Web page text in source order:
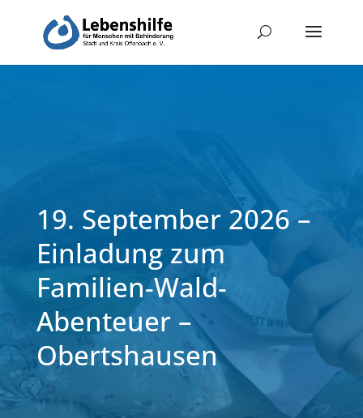
19. September 2026 –
Einladung zum
Familien-Wald-
Abenteuer –
Obertshausen